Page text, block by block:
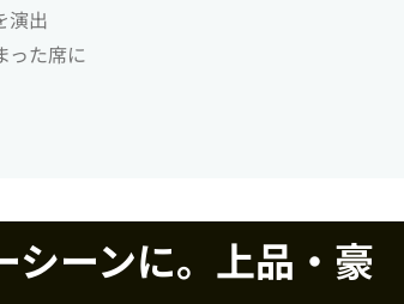
演出
った席に
シーンに。上品・豪